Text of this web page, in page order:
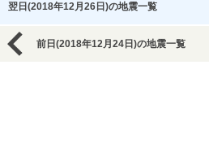
翌日(2018年12月26日)の地震一覧
前日(2018年12月24日)の地震一覧